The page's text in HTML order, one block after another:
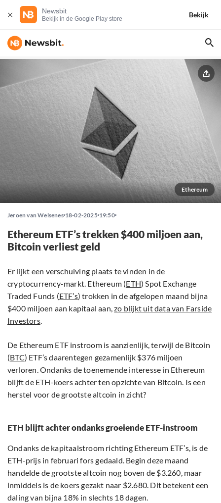
Newsbit
Bekijk in de Google Play store
Bekijk
Ethereum
Jeroen van Welsenes 18-02-2025 19:50
Ethereum ETF’s trekken $400 miljoen aan,
Bitcoin verliest geld
Er lijkt een verschuiving plaats te vinden in de
cryptocurrency-markt. Ethereum (ETH) Spot Exchange
Traded Funds (ETF’s) trokken in de afgelopen maand bijna
$400 miljoen aan kapitaal aan,zo blijkt uit data van Farside
Investors.
De Ethereum ETF instroom is aanzienlijk, terwijl de Bitcoin
(BTC) ETF’s daarentegen gezamenlijk $376 miljoen
verloren. Ondanks de toenemende interesse in Ethereum
blijft de ETH-koers achter ten opzichte van Bitcoin. Is een
herstel voor de grootste altcoin in zicht?
ETH blijft achter ondanks groeiende ETF-instroom
Ondanks de kapitaalstroom richting Ethereum ETF’s, is de
ETH-prijs in februari fors gedaald. Begin deze maand
handelde de grootste altcoin nog boven de $3.260, maar
inmiddels is de koers gezakt naar $2.680. Dit betekent een
daling van bijna 18% in slechts 18 dagen.